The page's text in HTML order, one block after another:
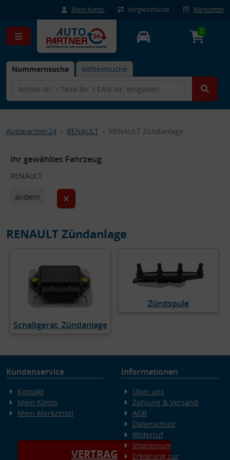
Mein Konto Vergleichsliste Merkzettel
Nummernsuche Volltextsuche
0
Autopartner24 RENAULT RENAULT Zündanlage
Ihr gewähltes Fahrzeug
RENAULT
ändern
RENAULT Zündanlage
Schaltgerät, Zündanlage
Zündspule
Kundenservice
Kontakt
Mein Konto
Mein Merkzettel
VERTRAG
Informationen
Über uns
Zahlung & Versand
AGB
Datenschutz
Widerruf
Impressum
Erklärung zur